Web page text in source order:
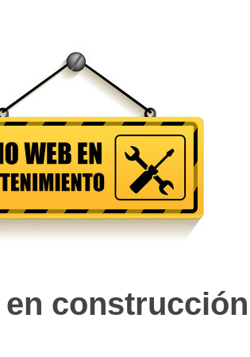
en construcción